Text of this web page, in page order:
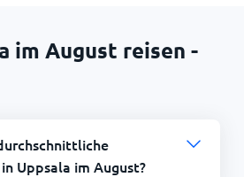
im August reisen -
Uppsala im August?